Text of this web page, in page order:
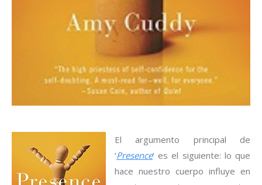
El argumento principal de
‘Presence‘ es el siguiente: lo que
hace nuestro cuerpo influye en